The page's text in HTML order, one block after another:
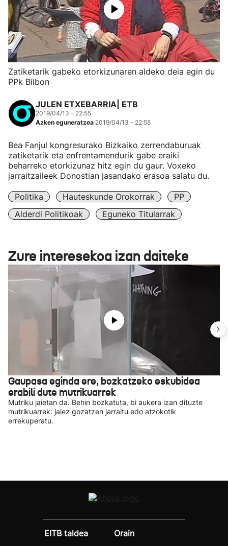
Zatiketarik gabeko etorkizunaren aldeko deia egin du
PPk Bilbon
JULEN ETXEBARRIA| ETB
2019/04/13 - 22:55
Azken eguneratzea 2019/04/13 - 22:55
Bea Fanjul kongresurako Bizkaiko zerrendaburuak
zatiketarik eta enfrentamendurik gabe eraiki
beharreko etorkizunaz hitz egin du gaur. Voxeko
jarraitzaileek Donostian jasandako erasoa salatu du.
Politika Hauteskunde Orokorrak
PP
Alderdi Politikoak
Eguneko Titularrak
Zure interesekoa izan daiteke
Gaupasa eginda ere, bozkatzeko eskubidea
erabili dute mutrikuarrek
Mutriku jaietan da. Behin bozkatuta, bi aukera izan dituzte
mutrikuarrek: jaiez gozatzen jarraitu edo atzokotik
errekuperatu.
EITB taldea
Orain